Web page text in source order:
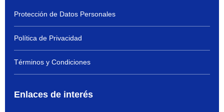
Protección de Datos Personales
Política de Privacidad
Términos y Condiciones
Enlaces de interés